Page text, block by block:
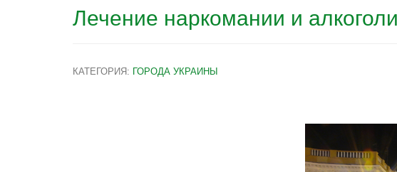
Лечение наркомании и
КАТЕГОРИЯ: ГОРОДА УКРАИНЫ